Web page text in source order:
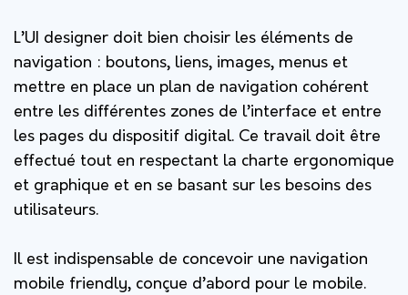
L’UI designer doit bien choisir les éléments de
navigation : boutons, liens, images, menus et
mettre en place un plan de navigation cohérent
entre les différentes zones de l’interface et entre
les pages du dispositif digital. Ce travail doit être
effectué tout en respectant la charte ergonomique
et graphique et en se basant sur les besoins des
utilisateurs.
Il est indispensable de concevoir une navigation
mobile friendly, conçue d’abord pour le mobile.